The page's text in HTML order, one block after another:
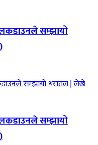
सम्झायो
सम्झायो